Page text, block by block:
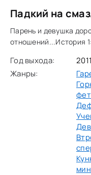
Падкий на
Парень и девушка
отношений...История
во всем. Все парни в
Год выхода:
2011
Жанры: